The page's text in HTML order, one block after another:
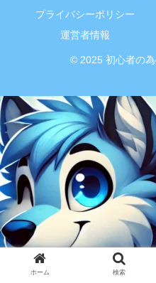
プライバシーポリシー
運営者情報
© 2025 初心者の
ホーム 検索